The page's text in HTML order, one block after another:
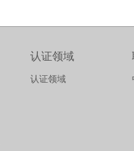
认证领域
认证领域